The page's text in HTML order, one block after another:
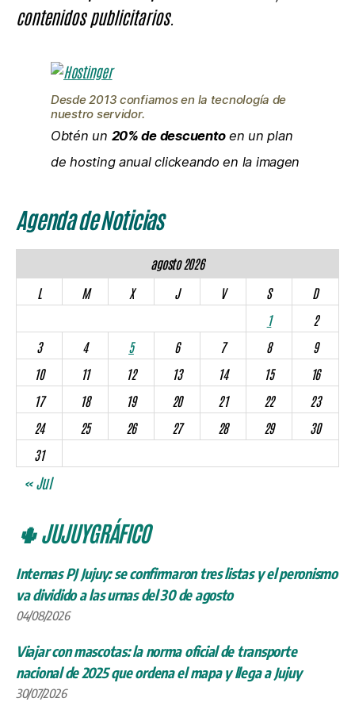
contenidos publicitarios.
Desde 2013 confiamos en la tecnología de
nuestro servidor.
Obtén un 20% de descuentoen un plan
de hosting anual clickeando en la imagen
Agenda de Noticias
agosto 2026
L
M X J V S
D
1
2
3
4 5 6 7 8
9
10
11 12 13 14 15
16
17
18 19 20 21 22
23
24
25 26 27 28 29
30
31
« Jul
🌵 JUJUYGRÁFICO
Internas PJ Jujuy: se confirmaron tres listas y el peronismo
va dividido a las urnas del 30 de agosto
04/08/2026
Viajar con mascotas: la norma oficial de transporte
nacional de 2025 que ordena el mapa y llega a Jujuy
30/07/2026